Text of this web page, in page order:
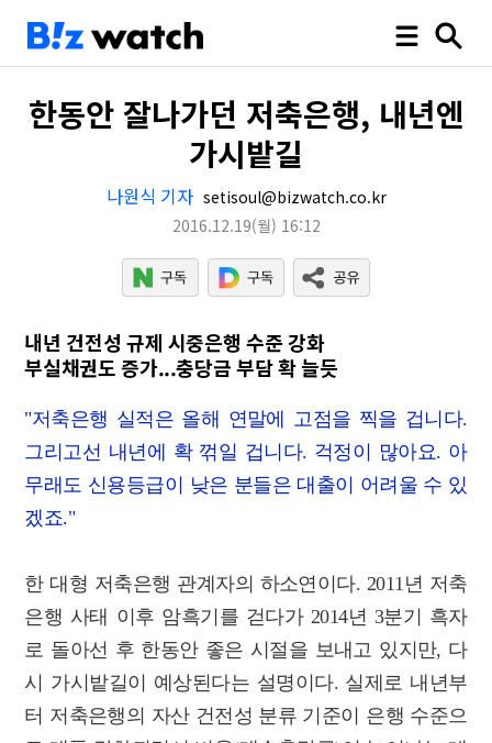
한동안 잘나가던 저축은행, 내년엔
가시밭길
나원식 기자 setisoul@bizwatch.co.kr
2016.12.19(월) 16:12
내년 건전성 규제 시중은행 수준 강화
부실채권도 증가...충당금 부담 확 늘듯
"저축은행 실적은 올해 연말에 고점을 찍을 겁니다.
그리고선 내년에 확 꺾일 겁니다. 걱정이 많아요. 아
무래도 신용등급이 낮은 분들은 대출이 어려울 수 있
겠죠."
한 대형 저축은행 관계자의 하소연이다. 2011년 저축
은행 사태 이후 암흑기를 걷다가 2014년 3분기 흑자
로 돌아선 후 한동안 좋은 시절을 보내고 있지만, 다
시 가시밭길이 예상된다는 설명이다. 실제로 내년부
터 저축은행의 자산 건전성 분류 기준이 은행 수준으